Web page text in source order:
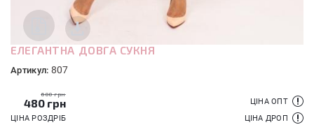
ЕЛЕГАНТНА ДОВГА СУКНЯ
Артикул: 807
600 грн
480 грн
ЦІНА РОЗДРІБ
ЦІНА ОПТ
ЦІНА ДРОП